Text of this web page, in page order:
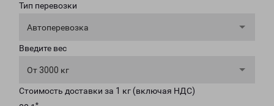
Тип перевозки
Автоперевозка
Введите вес
От 3000 кг
Стоимость доставки за 1 кг (включая НДС)